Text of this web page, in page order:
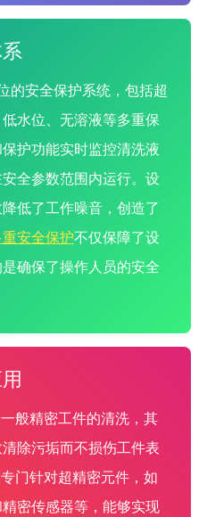
的安全保护系统，包括超
水位、无溶液等多重保
护功能实时监控清洗液
全参数范围内运行。设
低了工作噪音，创造了
重安全保护不仅保障了设
确保了操作人员的安全
般精密工件的清洗，其
除污垢而不损伤工件表
门针对超精密元件，如
密传感器等，能够实现